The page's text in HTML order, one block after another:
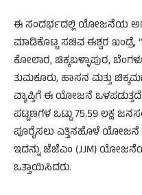
ಈ ಸಂದರ್ಭದಲ್ಲಿ ಯೋಜನೆಯ
ಮಾಡಿಕೊಟ್ಟ ಸಚಿವ ಈಶ್ವರ ಖಂಡ್ರೆ,
ಕೋಲಾರ, ಚಿಕ್ಕಬಳ್ಳಾಪುರ,
ತುಮಕೂರು, ಹಾಸನ ಮತ್ತು
ವ್ಯಾಪ್ತಿಗೆ ಈ ಯೋಜನೆ
ಪಟ್ಟಣಗಳ ಒಟ್ಟು 75.59 ಲಕ್ಷ
ಪೂರೈಸಲು ಎತ್ತಿನಹೊಳೆ
ಇದನ್ನು ಜೆಜೆಎಂ (JJM)
ಒತ್ತಾಯಿಸಿದರು.